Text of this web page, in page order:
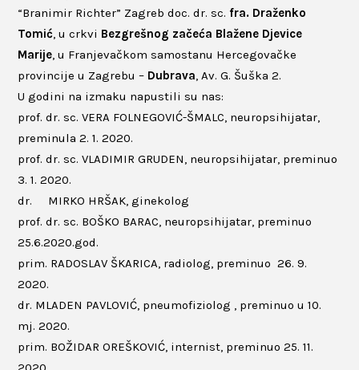
“Branimir Richter” Zagreb doc. dr. sc. fra. Draženko
Tomić, u crkvi Bezgrešnog začeća Blažene Djevice
Marije, u Franjevačkom samostanu Hercegovačke
provincije u Zagrebu – Dubrava, Av. G. Šuška 2.
U godini na izmaku napustili su nas:
prof. dr. sc. VERA FOLNEGOVIĆ-ŠMALC, neuropsihijatar,
preminula 2. 1. 2020.
prof. dr. sc. VLADIMIR GRUDEN, neuropsihijatar, preminuo
3. 1. 2020.
dr. MIRKO HRŠAK, ginekolog
prof. dr. sc. BOŠKO BARAC, neuropsihijatar, preminuo
25.6.2020.god.
prim. RADOSLAV ŠKARICA, radiolog, preminuo 26. 9.
2020.
dr. MLADEN PAVLOVIĆ, pneumofiziolog , preminuo u 10.
mj. 2020.
prim. BOŽIDAR OREŠKOVIĆ, internist, preminuo 25. 11.